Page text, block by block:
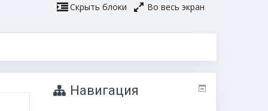
Скрыть блоки Во весь экран
Навигация